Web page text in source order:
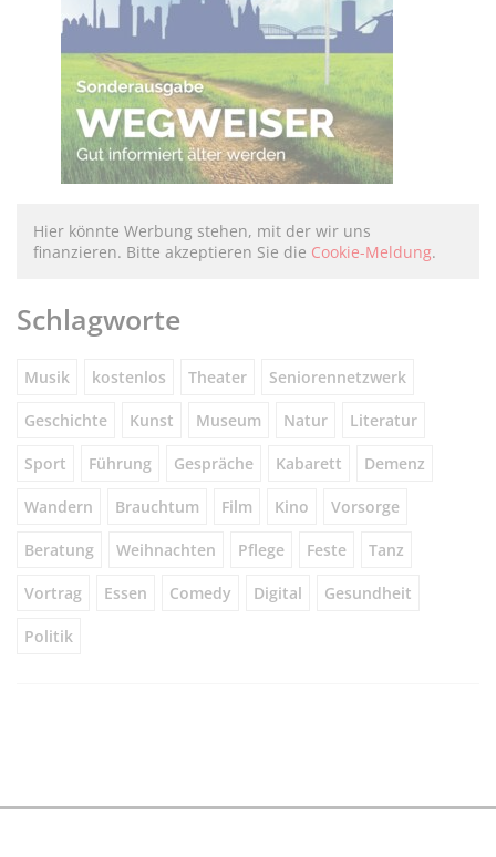
Hier könnte Werbung stehen, mit der wir uns
finanzieren. Bitte akzeptieren Sie die Cookie-Meldung.
Schlagworte
Musik kostenlos Theater Seniorennetzwerk
Geschichte Kunst Museum Natur Literatur
Sport Führung Gespräche Kabarett Demenz
Wandern Brauchtum Film Kino Vorsorge
Beratung Weihnachten Pflege Feste Tanz
Vortrag Essen Comedy Digital Gesundheit
Politik